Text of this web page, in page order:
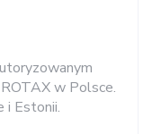
w Polsce.
i Estonii.